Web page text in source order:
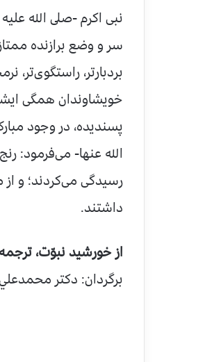
نبی اکرم -صلى الله
سر و وضع برازنده
بردبارتر، راستگوی‌تر،
خویشاوندان همگی
پسندیده، در وجود
الله عنها- می‌فرمود:
رسیدگی می‌کردند؛ و
داشتند.
از خورشيد نبوّت،
برگردان: دکتر